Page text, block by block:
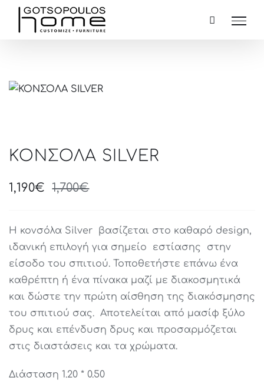
Skip
ΚΟΝΣΟΛA SILVER
1,700€Original
1,700€.
1,190€
Current
1,190€.
Η κονσόλα Silver βασίζεται στο καθαρό design,
ιδανική επιλογή για σημείο εστίασης στην
είσοδο του σπιτιού. Τοποθετήστε επάνω ένα
καθρέπτη ή ένα πίνακα μαζί με διακοσμητικά
και δώστε την πρώτη αίσθηση της διακόσμησης
του σπιτιού σας. Αποτελείται από μασίφ ξύλο
δρυς και επένδυση δρυς και προσαρμόζεται
στις διαστάσεις και τα χρώματα.
Διάσταση 1.20 * 0.50